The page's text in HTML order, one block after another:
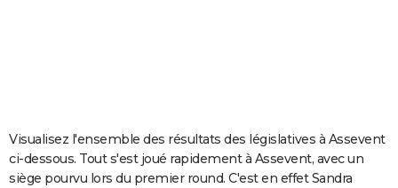
Carte de Noël
Carte Bonne année
Carte Saint-Valentin
Carte Pâques
Carte d'anniversaire
DICTIONNAIRE
Visualisez l'ensemble des résultats des législatives à Assevent
ci-dessous. Tout s'est joué rapidement à Assevent, avec un
siège pourvu lors du premier round. C'est en effet Sandra